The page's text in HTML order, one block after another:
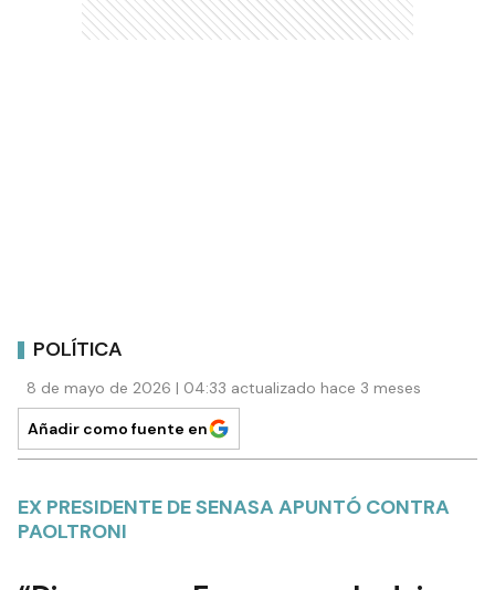
POLÍTICA
8 de mayo de 2026 | 04:33 actualizado hace 3 meses
Añadir como fuente en
EX PRESIDENTE DE SENASA APUNTÓ CONTRA
PAOLTRONI